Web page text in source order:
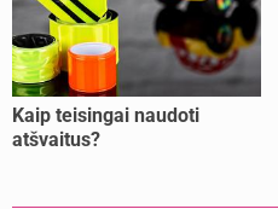
Kaip teisingai naudoti
atšvaitus?